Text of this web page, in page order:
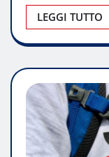
LEGGI TUTTO